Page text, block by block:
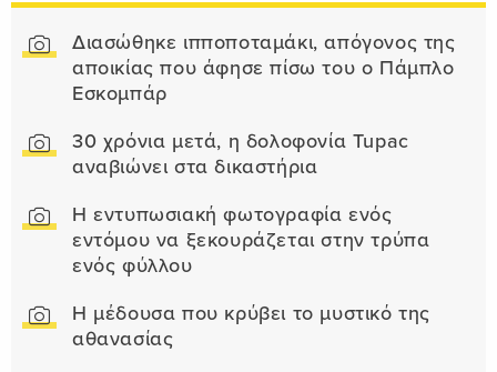
Διασώθηκε ιπποποταμάκι, απόγονος της
αποικίας που άφησε πίσω του ο Πάμπλο
Εσκομπάρ
30 χρόνια μετά, η δολοφονία Tupac
αναβιώνει στα δικαστήρια
Η εντυπωσιακή φωτογραφία ενός
εντόμου να ξεκουράζεται στην τρύπα
ενός φύλλου
Η μέδουσα που κρύβει το μυστικό της
αθανασίας